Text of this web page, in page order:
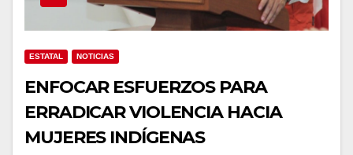
ESTATAL NOTICIAS
ENFOCAR ESFUERZOS PARA
ERRADICAR VIOLENCIA HACIA
MUJERES INDÍGENAS